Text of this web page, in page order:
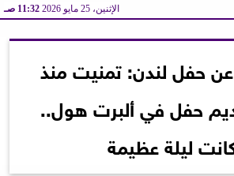
الإثنين، 25 مايو 2026 11:32 صـ
حفل لندن: تمنيت منذ
حفل في ألبرت هول..
ليلة عظيمة